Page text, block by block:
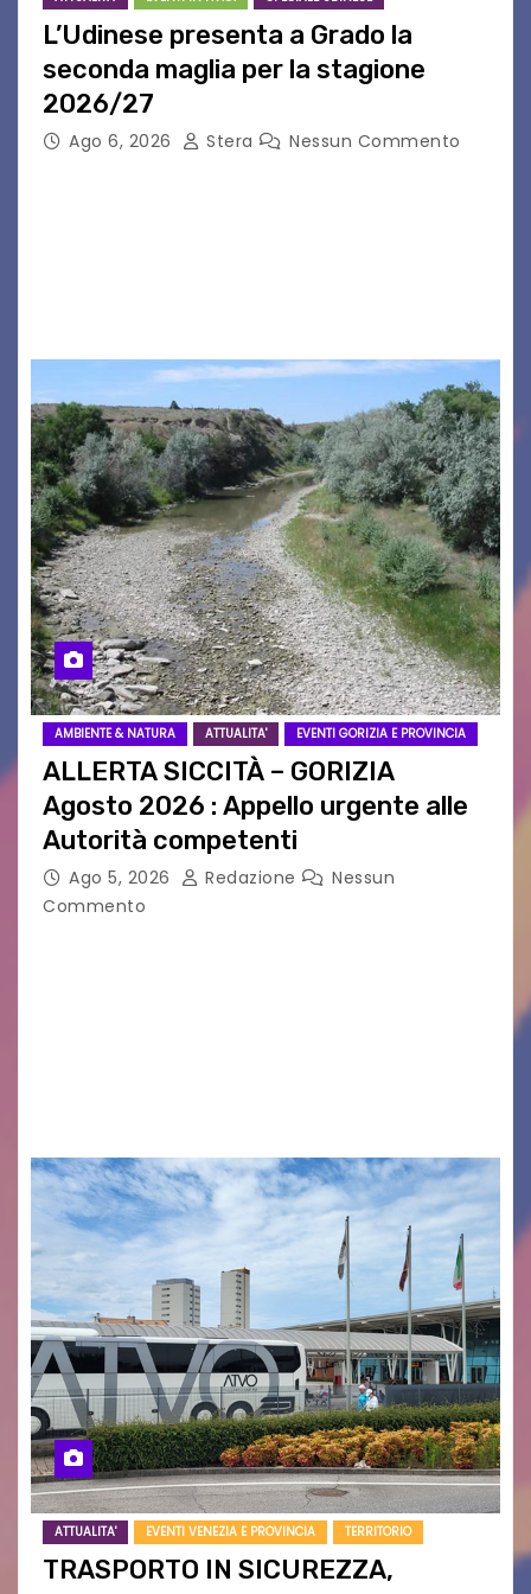
L’Udinese presenta a Grado la
seconda maglia per la stagione
2026/27
Ago 6, 2026 Stera Nessun Commento
AMBIENTE & NATURA ATTUALITA' EVENTI GORIZIA E PROVINCIA
ALLERTA SICCITÀ – GORIZIA
Agosto 2026 : Appello urgente alle
Autorità competenti
Ago 5, 2026 Redazione
Nessun
Commento
ATTUALITA' EVENTI VENEZIA E PROVINCIA TERRITORIO
TRASPORTO IN SICUREZZA,